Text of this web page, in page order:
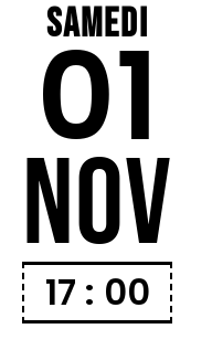
Samedi
01
NOV
17 : 00